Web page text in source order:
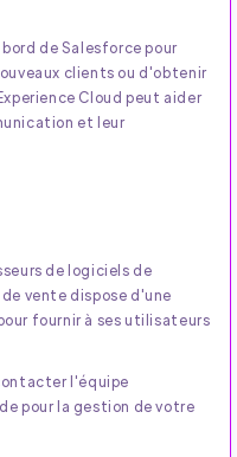
de Salesforce pour
clients ou d'obtenir
Cloud peut aider
et leur
de logiciels de
vente dispose d'une
fournir à ses utilisateurs
l'équipe
pour la gestion de votre